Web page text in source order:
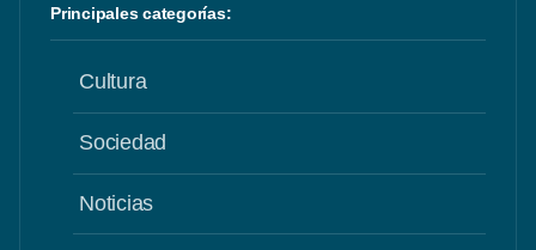
Principales categorías:
Cultura
Sociedad
Noticias